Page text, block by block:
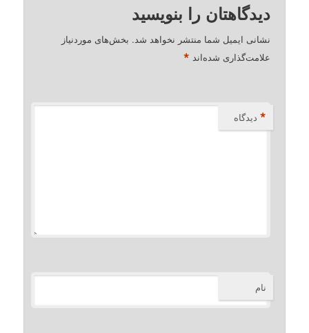
دیدگاهتان را بنویسید
نشانی ایمیل شما منتشر نخواهد شد. بخش‌های موردنیاز
علامت‌گذاری شده‌اند *
دیدگاه *
نام